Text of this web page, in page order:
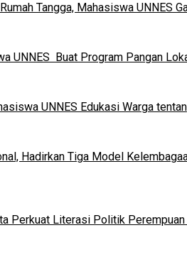
Tangga, Mahasiswa UNNES
UNNES Buat Program Pangan
UNNES Edukasi Warga
Hadirkan Tiga Model
Perkuat Literasi Politik